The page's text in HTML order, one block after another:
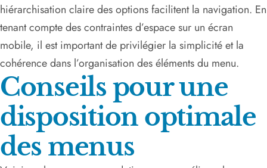
hiérarchisation claire des options facilitent la navigation. En
tenant compte des contraintes d’espace sur un écran
mobile, il est important de privilégier la simplicité et la
cohérence dans l’organisation des éléments du menu.
Conseils pour une
disposition optimale
des menus